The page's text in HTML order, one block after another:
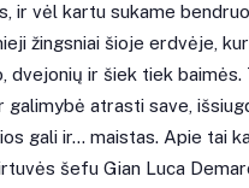
ir vėl kartu sukame
žingsniai šioje erdvėje,
dvejonių ir šiek tiek
atrasti save,
gali ir… maistas. Apie tai
šefu Gian Luca